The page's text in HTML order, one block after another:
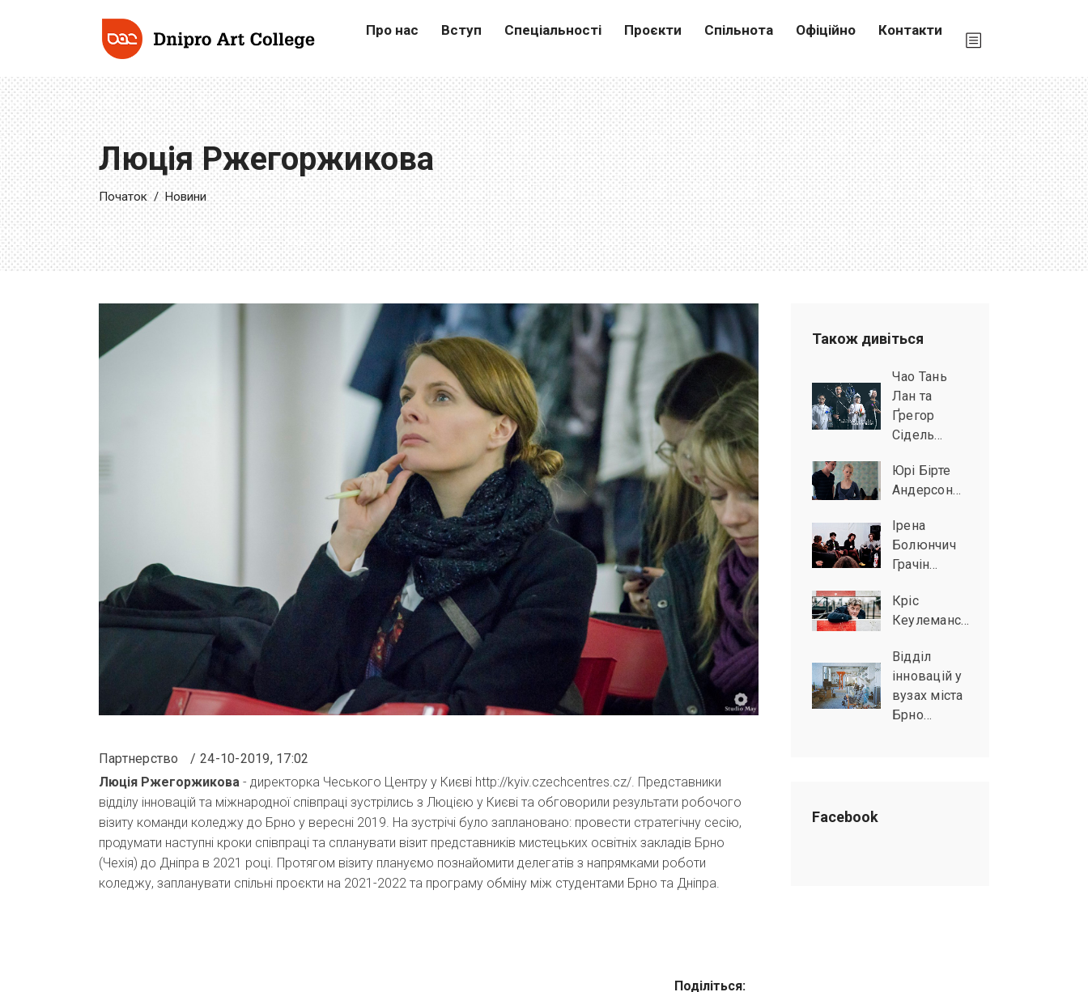
Про нас Вступ Спеціальності Проєкти Спільнота Офіційно Контакти
Люція Ржегоржикова
Початок/Новини
Партнерство
24-10-2019, 17:02
Люція Ржегоржикова - директорка Чеського Центру у Києві http://kyiv.czechcentres.cz/. Представники
відділу інновацій та міжнародної співпраці зустрілись з Люцією у Києві та обговорили результати робочого
візиту команди коледжу до Брно у вересні 2019. На зустрічі було заплановано: провести стратегічну сесію,
продумати наступні кроки співпраці та спланувати візит представників мистецьких освітніх закладів Брно
(Чехія) до Дніпра в 2021 році. Протягом візиту плануємо познайомити делегатів з напрямками роботи
коледжу, запланувати спільні проєкти на 2021-2022 та програму обміну між студентами Брно та Дніпра.
Поділіться:
Також дивiться
Чао Тань
Лан та
Ґрегор
Сідель…
Юрі Бірте
Андерсон…
Ірена
Болюнчич
Грачін…
Кріс
Кеулеманс…
Відділ
інновацій у
вузах міста
Брно…
Facebook